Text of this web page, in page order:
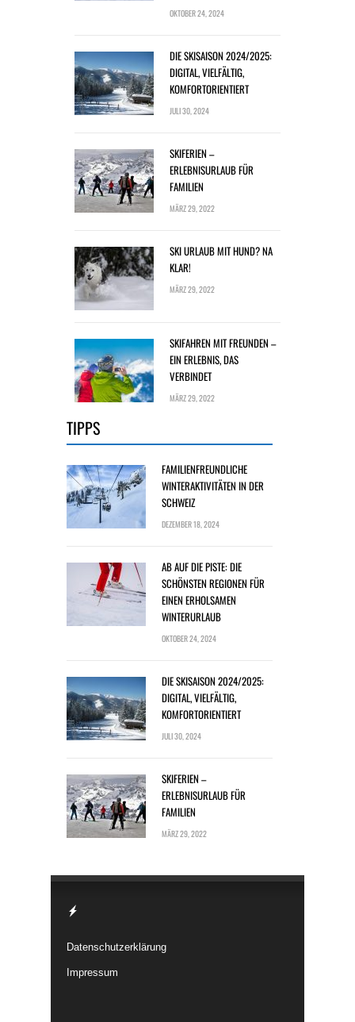
OKTOBER 24, 2024
DIE SKISAISON 2024/2025:
DIGITAL, VIELFÄLTIG,
KOMFORTORIENTIERT
JULI 30, 2024
SKIFERIEN –
ERLEBNISURLAUB FÜR
FAMILIEN
MÄRZ 29, 2022
SKI URLAUB MIT HUND? NA
KLAR!
MÄRZ 29, 2022
SKIFAHREN MIT FREUNDEN –
EIN ERLEBNIS, DAS
VERBINDET
MÄRZ 29, 2022
TIPPS
FAMILIENFREUNDLICHE
WINTERAKTIVITÄTEN IN DER
SCHWEIZ
DEZEMBER 18, 2024
AB AUF DIE PISTE: DIE
SCHÖNSTEN REGIONEN FÜR
EINEN ERHOLSAMEN
WINTERURLAUB
OKTOBER 24, 2024
DIE SKISAISON 2024/2025:
DIGITAL, VIELFÄLTIG,
KOMFORTORIENTIERT
JULI 30, 2024
SKIFERIEN –
ERLEBNISURLAUB FÜR
FAMILIEN
MÄRZ 29, 2022
Datenschutzerklärung
Impressum